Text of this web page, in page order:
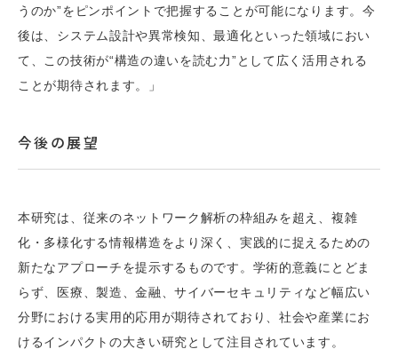
うのか”をピンポイントで把握することが可能になります。今
後は、システム設計や異常検知、最適化といった領域におい
て、この技術が“構造の違いを読む力”として広く活用される
ことが期待されます。」
今後の展望
本研究は、従来のネットワーク解析の枠組みを超え、複雑
化・多様化する情報構造をより深く、実践的に捉えるための
新たなアプローチを提示するものです。学術的意義にとどま
らず、医療、製造、金融、サイバーセキュリティなど幅広い
分野における実用的応用が期待されており、社会や産業にお
けるインパクトの大きい研究として注目されています。